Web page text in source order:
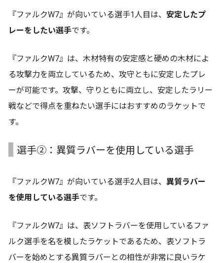
『ファルクW7』が向いている選手1人目は、 安定したプ
レーをしたい選手です。
『ファルクW7』は、木材特有の安定感と硬めの木材によ
る攻撃力を両立しているため、攻守ともに安定したプレ
ーが可能です。攻撃、守りともに両立し、安定したラリー
戦などで得点を重ねたい選手にはおすすめのラケットで
す。
選手②：異質ラバーを使用している選手
『ファルクW7』が向いている選手2人目は、 異質ラバー
を使用している選手です。
『ファルクW7』は、表ソフトラバーを使用しているファ
ルク選手を名を模したラケットであるため、表ソフトラ
バーを始めとする異質ラバーとの相性が非常に良いラケ